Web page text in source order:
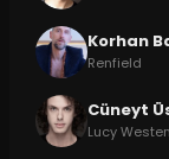
Korhan
Renfield
Cüneyt
Lucy